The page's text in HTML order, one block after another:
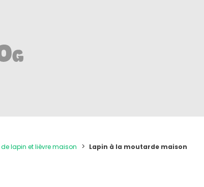
de lapin et lièvre maison Lapin à la moutarde maison